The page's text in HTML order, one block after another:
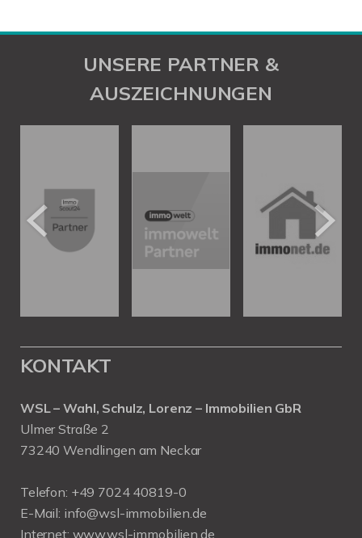
UNSERE PARTNER &
AUSZEICHNUNGEN
KONTAKT
WSL – Wahl, Schulz, Lorenz – Immobilien GbR
Ulmer Straße 2
73240 Wendlingen am Neckar
Telefon: +49 7024 40819-0
E-Mail: info@wsl-immobilien.de
Internet: www.wsl-immobilien.de